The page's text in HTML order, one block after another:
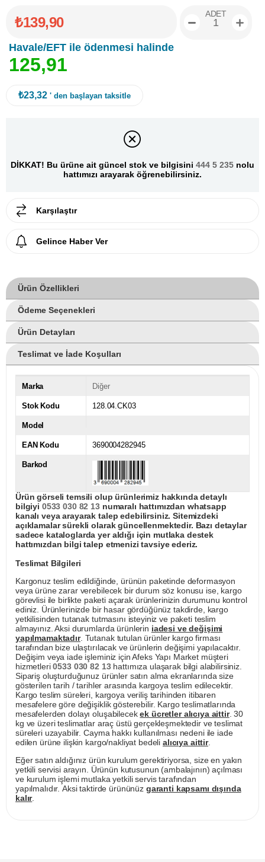
₺139,90
Havale/EFT ile ödenmesi halinde
125,91
ADET
₺23,32 ' den başlayan taksitle
DİKKAT! Bu ürüne ait güncel stok ve bilgisini 444 5 235 nolu
hattımızı arayarak öğrenebilirsiniz.
Karşılaştır
Gelince Haber Ver
Ürün Özellikleri
Ödeme Seçenekleri
Ürün Detayları
Teslimat ve İade Koşulları
Marka Diğer
Stok Kodu 128.04.CK03
Model
EAN Kodu 3690004282945
Barkod
Ürün görseli temsili olup ürünlerimiz hakkında detaylı
bilgiyi 0533 030 82 13numaralı hattımızdan whatsapp
kanalı veya arayarak talep edebilirsiniz. Sitemizdeki
açıklamalar sürekli olarak güncellenmektedir. Bazı detaylar
sadece kataloglarda yer aldığı için mutlaka destek
hattımızdan bilgi talep etmenizi tavsiye ederiz.
Teslimat Bilgileri
Kargonuz teslim edildiğinde, ürünün paketinde deformasyon
veya ürüne zarar verebilecek bir durum söz konusu ise, kargo
görevlisi ile birlikte paketi açarak ürünlerinizin durumunu kontrol
ediniz. Ürünlerinizde bir hasar gördüğünüz takdirde, kargo
yetkilisinden tutanak tutmasını isteyiniz ve paketi teslim
almayınız. Aksi durumlarda ürünlerin iadesi ve değişimi
yapılmamaktadır. Tutanak tutulan ürünler kargo firması
tarafından bize ulaştırılacak ve ürünlerin değişimi yapılacaktır.
Değişim veya iade işleminiz için Afeks Yapı Market müşteri
hizmetleri0533 030 82 13hattımıza ulaşarak bilgi alabilirsiniz.
Sipariş oluşturduğunuz ürünler satın alma ekranlarında size
gösterilen tarih / tarihler arasında kargoya teslim edilecektir.
Kargo teslim süreleri, kargoya veriliş tarihinden itibaren
mesafelere göre değişiklik gösterebilir. Kargo teslimatlarında
mesafelerden dolayı oluşabilecekek ücretler alıcıya aittir. 30
kg ve üzeri teslimatlar araç üstü gerçekleşmektedir ve teslimat
süreleri uzayabilir. Cayma hakkı kullanılması nedeni ile iade
edilen ürüne ilişkin kargo/nakliyat bedeli alıcıya aittir.
Eğer satın aldığınız ürün kurulum gerektiriyorsa, size en yakın
yetkili servisi arayın. Ürünün kutusunun (ambalajının) açılması
ve kurulum işlemi mutlaka yetkili servis tarafından
yapılmalıdır. Aksi taktirde ürününüz garanti kapsamı dışında
kalır.